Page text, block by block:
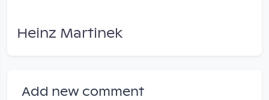
Heinz Martinek
Add new comment